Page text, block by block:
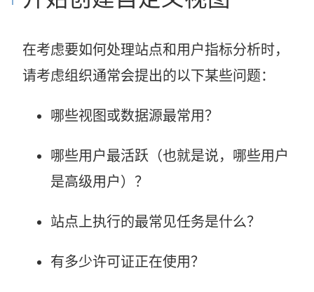
在考虑要如何处理站点和用户指标分析时，
请考虑组织通常会提出的以下某些问题：
哪些视图或数据源最常用？
哪些用户最活跃（也就是说，哪些用户
是高级用户）？
站点上执行的最常见任务是什么？
有多少许可证正在使用？